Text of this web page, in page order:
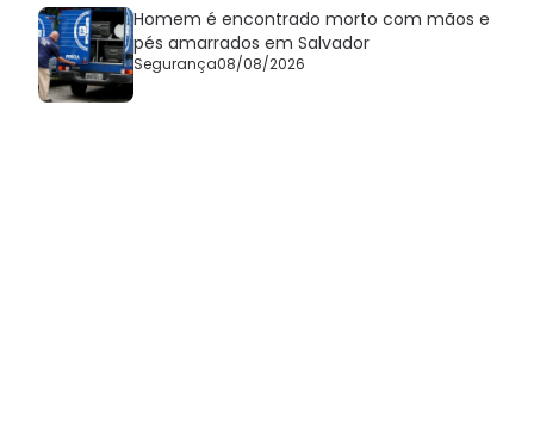
Homem é encontrado morto com mãos e
pés amarrados em Salvador
Segurança08/08/2026